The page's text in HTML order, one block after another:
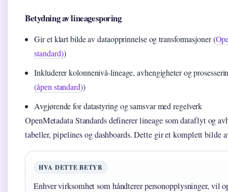
Betydning av lineagesporing
Gir et klart bilde av dataopprinnelse og transformasjoner (
standard))
Inkluderer kolonnenivå-lineage, avhengigheter og
(åpen standard))
Avgjørende for datastyring og samsvar med regelverk
OpenMetadata Standards definerer lineage som dataflyt og
tabeller, pipelines og dashboards. Dette gir et komplett bilde
HVA DETTE BETYR
Enhver virksomhet som håndterer personopplysninger, vil